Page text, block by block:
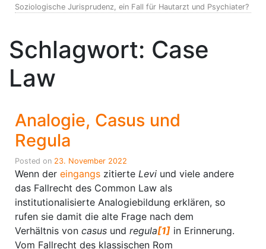
Soziologische Jurisprudenz, ein Fall für Hautarzt und Psychiater?
Schlagwort: Case
Law
Analogie, Casus und
Regula
Posted on 23. November 2022
Wenn der eingangs zitierte Levi und viele andere
das Fallrecht des Common Law als
institutionalisierte Analogiebildung erklären, so
rufen sie damit die alte Frage nach dem
Verhältnis von casus und regula[1] in Erinnerung.
Vom Fallrecht des klassischen Rom